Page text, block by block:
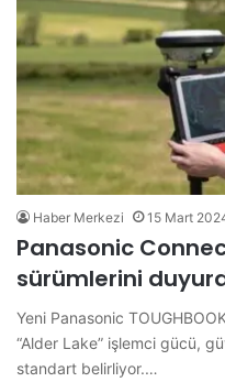
Haber Merkezi 15 Mart
Panasonic
sürümlerini
Yeni Panasonic
“Alder Lake” işlemci gücü,
standart belirliyor.…